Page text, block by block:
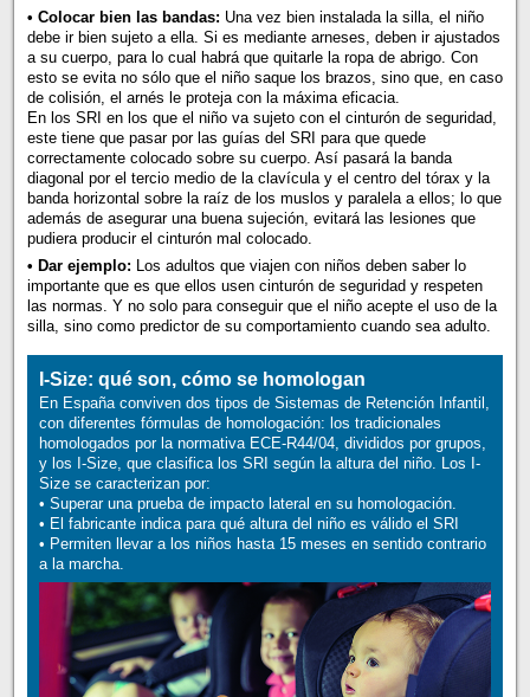
• Colocar bien las bandas: Una vez bien instalada la silla, el niño
debe ir bien sujeto a ella. Si es mediante arneses, deben ir ajustados
a su cuerpo, para lo cual habrá que quitarle la ropa de abrigo. Con
esto se evita no sólo que el niño saque los brazos, sino que, en caso
de colisión, el arnés le proteja con la máxima eficacia.
En los SRI en los que el niño va sujeto con el cinturón de seguridad,
este tiene que pasar por las guías del SRI para que quede
correctamente colocado sobre su cuerpo. Así pasará la banda
diagonal por el tercio medio de la clavícula y el centro del tórax y la
banda horizontal sobre la raíz de los muslos y paralela a ellos; lo que
además de asegurar una buena sujeción, evitará las lesiones que
pudiera producir el cinturón mal colocado.
• Dar ejemplo: Los adultos que viajen con niños deben saber lo
importante que es que ellos usen cinturón de seguridad y respeten
las normas. Y no solo para conseguir que el niño acepte el uso de la
silla, sino como predictor de su comportamiento cuando sea adulto.
I-Size: qué son, cómo se homologan
En España conviven dos tipos de Sistemas de Retención Infantil,
con diferentes fórmulas de homologación: los tradicionales
homologados por la normativa ECE-R44/04, divididos por grupos,
y los I-Size, que clasifica los SRI según la altura del niño. Los I-
Size se caracterizan por:
• Superar una prueba de impacto lateral en su homologación.
• El fabricante indica para qué altura del niño es válido el SRI
• Permiten llevar a los niños hasta 15 meses en sentido contrario
a la marcha.